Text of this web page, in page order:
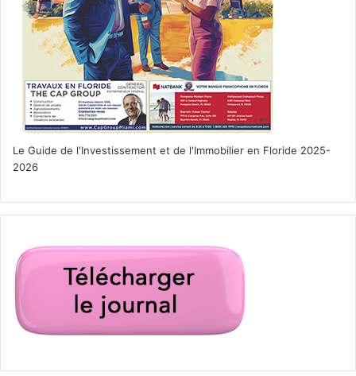
Le Guide de l'Investissement et de l'Immobilier en Floride 2025-
2026